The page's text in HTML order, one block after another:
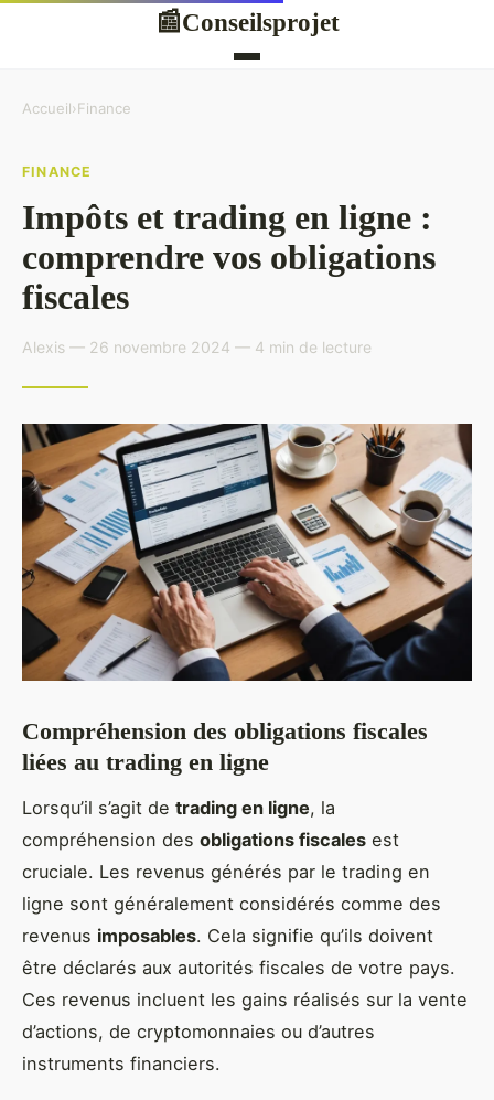
📰Conseilsprojet
Accueil›Finance
FINANCE
Impôts et trading en ligne :
comprendre vos obligations
fiscales
Alexis — 26 novembre 2024 — 4 min de lecture
Compréhension des obligations fiscales
liées au trading en ligne
Lorsqu’il s’agit de trading en ligne, la
compréhension des obligations fiscales est
cruciale. Les revenus générés par le trading en
ligne sont généralement considérés comme des
revenus imposables. Cela signifie qu’ils doivent
être déclarés aux autorités fiscales de votre pays.
Ces revenus incluent les gains réalisés sur la vente
d’actions, de cryptomonnaies ou d’autres
instruments financiers.